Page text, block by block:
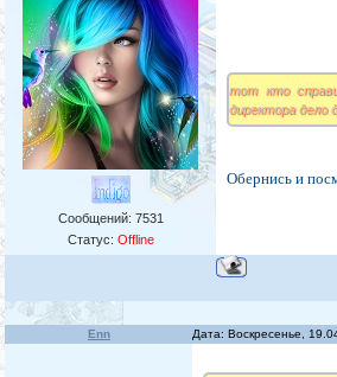
Сообщений: 7531
Статус: Offline
тот кто
директора дело
Обернись и
Enn Дата: Воскресенье,